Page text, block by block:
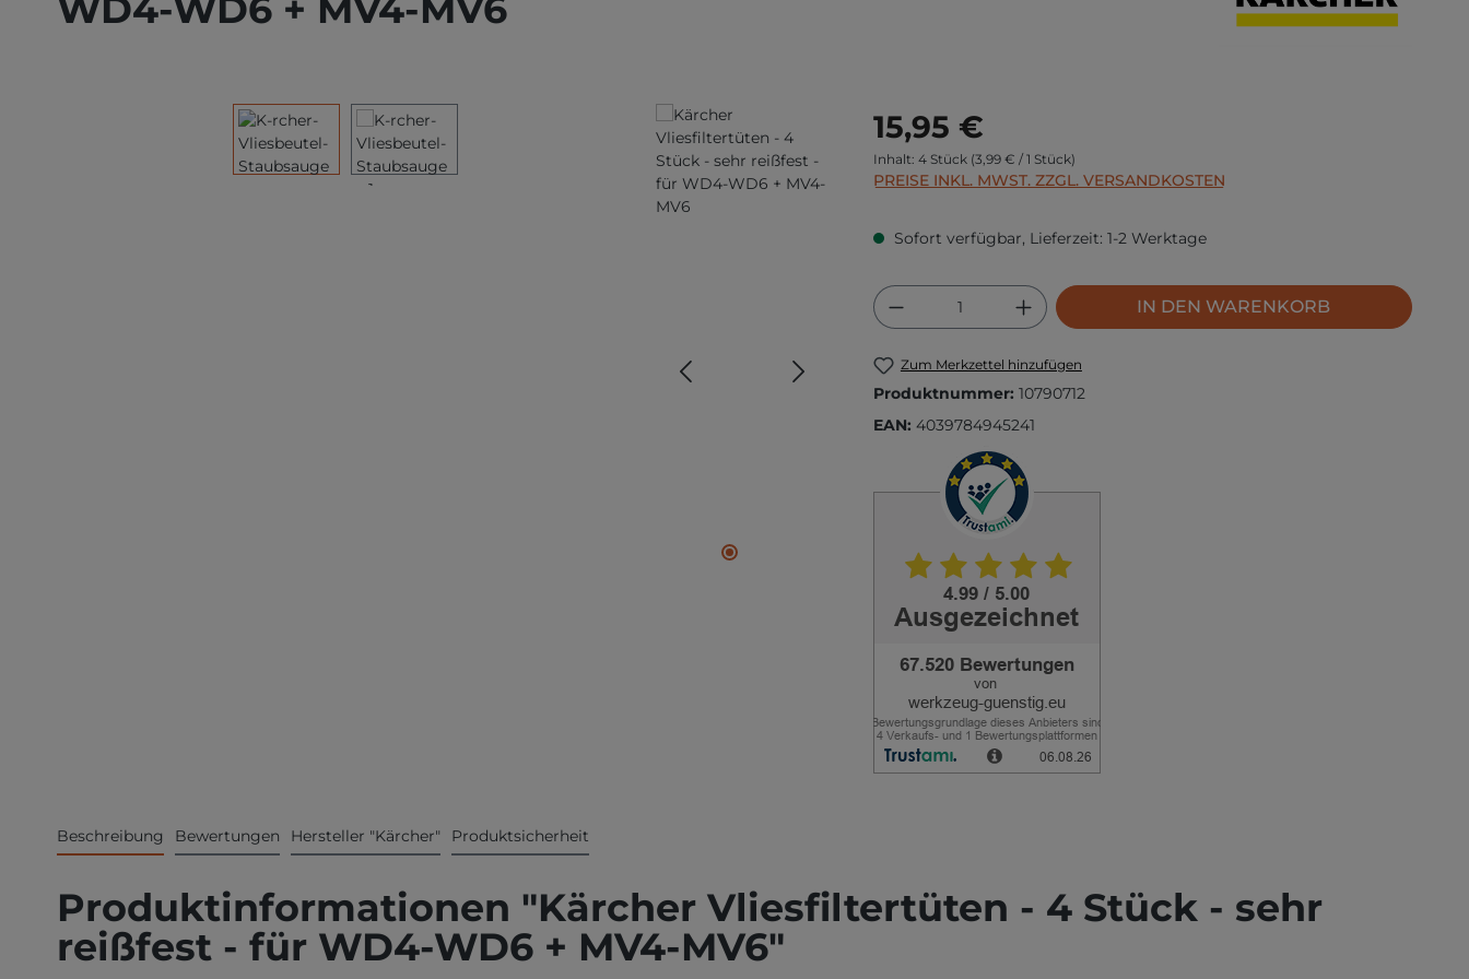
Bildergalerie überspringen Regulärer Preis:
15,95 €
Inhalt: 4 Stück (3,99 € / 1 Stück)
PREISE INKL. MWST. ZZGL. VERSANDKOSTEN
Sofort verfügbar, Lieferzeit: 1-2 Werktage
Produkt Anzahl: Gib den gewünschten Wert
IN DEN WARENKORB
Zum Merkzettel hinzufügen
Produktnummer: 10790712
EAN: 4039784945241
Beschreibung Bewertungen Hersteller "Kärcher" Produktsicherheit
Produktinformationen "Kärcher Vliesfiltertüten - 4 Stück - sehr
reißfest - für WD4-WD6 + MV4-MV6"